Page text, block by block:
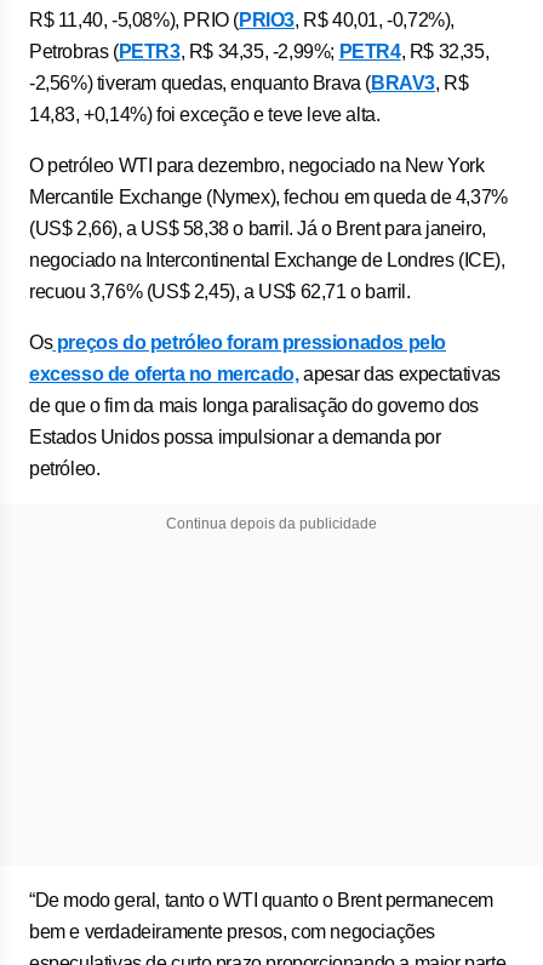
R$ 11,40, -5,08%), PRIO (PRIO3, R$ 40,01, -0,72%),
Petrobras (PETR3, R$ 34,35, -2,99%; PETR4, R$ 32,35,
-2,56%) tiveram quedas, enquanto Brava (BRAV3, R$
14,83, +0,14%) foi exceção e teve leve alta.
O petróleo WTI para dezembro, negociado na New York
Mercantile Exchange (Nymex), fechou em queda de 4,37%
(US$ 2,66), a US$ 58,38 o barril. Já o Brent para janeiro,
negociado na Intercontinental Exchange de Londres (ICE),
recuou 3,76% (US$ 2,45), a US$ 62,71 o barril.
Ospreços do petróleo foram pressionados pelo
excesso de oferta no mercado,apesar das expectativas
de que o fim da mais longa paralisação do governo dos
Estados Unidos possa impulsionar a demanda por
petróleo.
Continua depois da publicidade
“De modo geral, tanto o WTI quanto o Brent permanecem
bem e verdadeiramente presos, com negociações